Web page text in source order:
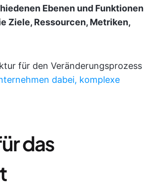
Ebenen und Funktionen
Ziele, Ressourcen, Metriken,
für den Veränderungsprozess
dabei, komplexe
das